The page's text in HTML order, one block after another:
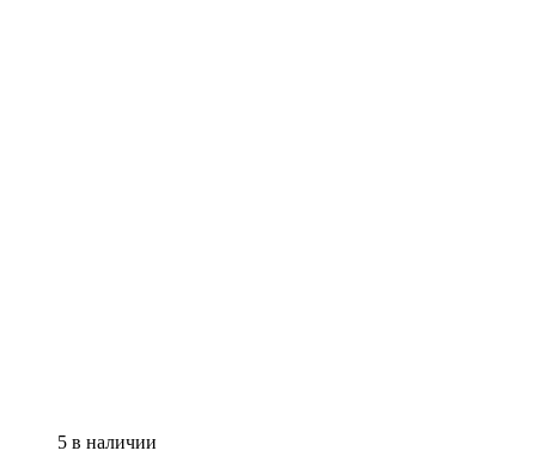
5 в наличии